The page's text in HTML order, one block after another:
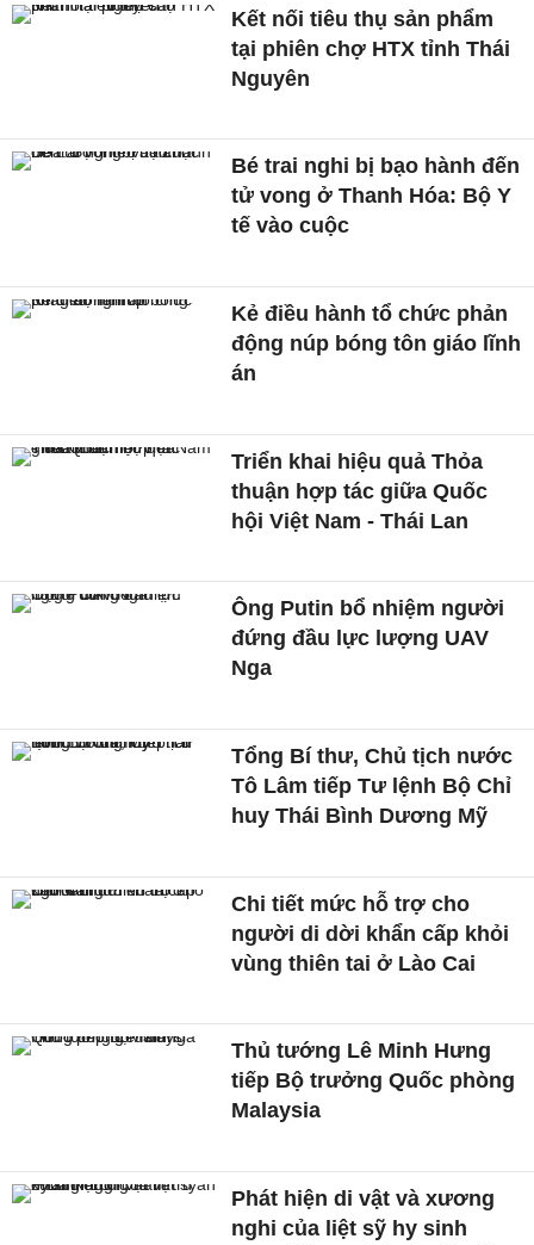
Kết nối tiêu thụ sản phẩm
tại phiên chợ HTX tỉnh Thái
Nguyên
Bé trai nghi bị bạo hành đến
tử vong ở Thanh Hóa: Bộ Y
tế vào cuộc
Kẻ điều hành tổ chức phản
động núp bóng tôn giáo lĩnh
án
Triển khai hiệu quả Thỏa
thuận hợp tác giữa Quốc
hội Việt Nam - Thái Lan
Ông Putin bổ nhiệm người
đứng đầu lực lượng UAV
Nga
Tổng Bí thư, Chủ tịch nước
Tô Lâm tiếp Tư lệnh Bộ Chỉ
huy Thái Bình Dương Mỹ
Chi tiết mức hỗ trợ cho
người di dời khẩn cấp khỏi
vùng thiên tai ở Lào Cai
Thủ tướng Lê Minh Hưng
tiếp Bộ trưởng Quốc phòng
Malaysia
Phát hiện di vật và xương
nghi của liệt sỹ hy sinh